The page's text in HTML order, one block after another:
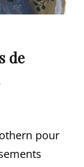
de
pour